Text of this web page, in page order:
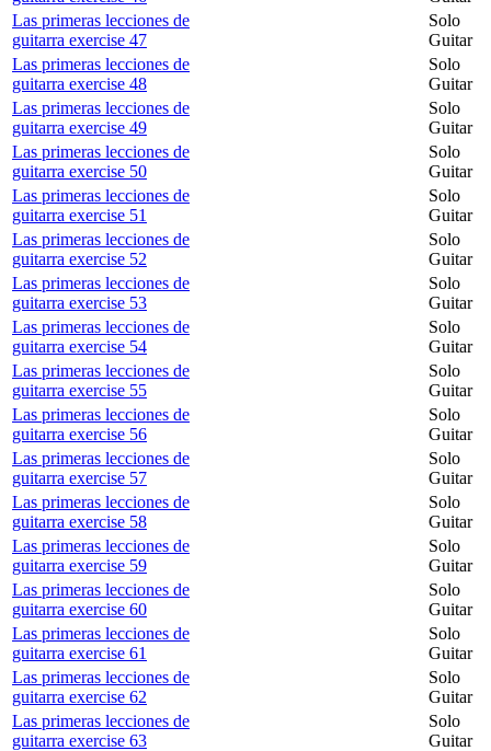
Las primeras lecciones de
guitarra exercise 47
Solo
Guitar
Las primeras lecciones de
guitarra exercise 48
Solo
Guitar
Las primeras lecciones de
guitarra exercise 49
Solo
Guitar
Las primeras lecciones de
guitarra exercise 50
Solo
Guitar
Las primeras lecciones de
guitarra exercise 51
Solo
Guitar
Las primeras lecciones de
guitarra exercise 52
Solo
Guitar
Las primeras lecciones de
guitarra exercise 53
Solo
Guitar
Las primeras lecciones de
guitarra exercise 54
Solo
Guitar
Las primeras lecciones de
guitarra exercise 55
Solo
Guitar
Las primeras lecciones de
guitarra exercise 56
Solo
Guitar
Las primeras lecciones de
guitarra exercise 57
Solo
Guitar
Las primeras lecciones de
guitarra exercise 58
Solo
Guitar
Las primeras lecciones de
guitarra exercise 59
Solo
Guitar
Las primeras lecciones de
guitarra exercise 60
Solo
Guitar
Las primeras lecciones de
guitarra exercise 61
Solo
Guitar
Las primeras lecciones de
guitarra exercise 62
Solo
Guitar
Las primeras lecciones de
guitarra exercise 63
Solo
Guitar